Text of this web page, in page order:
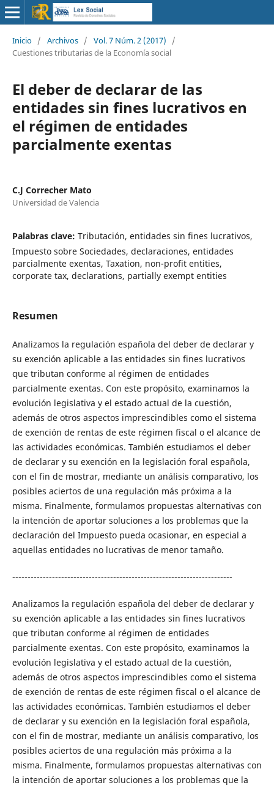
Inicio / Archivos / Vol. 7 Núm. 2 (2017)
/
Cuestiones tributarias de la Economía social
El deber de declarar de las
entidades sin fines lucrativos en
el régimen de entidades
parcialmente exentas
C.J Correcher Mato
Universidad de Valencia
Palabras clave: Tributación, entidades sin fines lucrativos,
Impuesto sobre Sociedades, declaraciones, entidades
parcialmente exentas, Taxation, non-profit entities,
corporate tax, declarations, partially exempt entities
Resumen
Analizamos la regulación española del deber de declarar y
su exención aplicable a las entidades sin fines lucrativos
que tributan conforme al régimen de entidades
parcialmente exentas. Con este propósito, examinamos la
evolución legislativa y el estado actual de la cuestión,
además de otros aspectos imprescindibles como el sistema
de exención de rentas de este régimen fiscal o el alcance de
las actividades económicas. También estudiamos el deber
de declarar y su exención en la legislación foral española,
con el fin de mostrar, mediante un análisis comparativo, los
posibles aciertos de una regulación más próxima a la
misma. Finalmente, formulamos propuestas alternativas con
la intención de aportar soluciones a los problemas que la
declaración del Impuesto pueda ocasionar, en especial a
aquellas entidades no lucrativas de menor tamaño.
------------------------------------------------------------------------
Analizamos la regulación española del deber de declarar y
su exención aplicable a las entidades sin fines lucrativos
que tributan conforme al régimen de entidades
parcialmente exentas. Con este propósito, examinamos la
evolución legislativa y el estado actual de la cuestión,
además de otros aspectos imprescindibles como el sistema
de exención de rentas de este régimen fiscal o el alcance de
las actividades económicas. También estudiamos el deber
de declarar y su exención en la legislación foral española,
con el fin de mostrar, mediante un análisis comparativo, los
posibles aciertos de una regulación más próxima a la
misma. Finalmente, formulamos propuestas alternativas con
la intención de aportar soluciones a los problemas que la